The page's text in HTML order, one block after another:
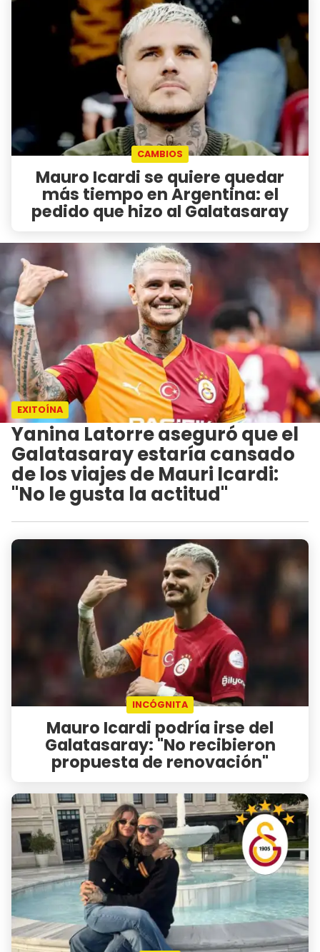
CAMBIOS
Mauro Icardi se quiere quedar
más tiempo en Argentina: el
pedido que hizo al Galatasaray
EXITOÍNA
Yanina Latorre aseguró que el
Galatasaray estaría cansado
de los viajes de Mauri Icardi:
"No le gusta la actitud"
INCÓGNITA
Mauro Icardi podría irse del
Galatasaray: "No recibieron
propuesta de renovación"